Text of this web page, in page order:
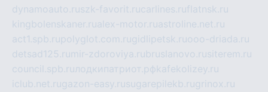
dynamoauto.ruszk-favorit.rucarlines.ruflatnsk.ru
kingbolenskaner.rualex-motor.ruastroline.net.ru
act1.spb.rupolyglot.com.rugidlipetsk.ruooo-driada.ru
detsad125.ru mir-zdoroviya.rubruslanovo.rusiterem.ru
council.spb.ruлодкипатриот.рфkafekolizey.ru
iclub.net.rugazon-easy.rusugarepilekb.rugrinox.ru